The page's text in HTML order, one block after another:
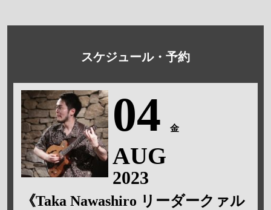
スケジュール・予約
04 金
AUG
2023
《Taka Nawashiro リーダークァル